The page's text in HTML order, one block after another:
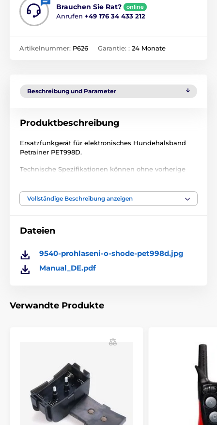
Brauchen Sie Rat? online
Anrufen +49 176 34 433 212
Artikelnummer: P626 Garantie: : 24 Monate
Beschreibung und Parameter
Produktbeschreibung
Ersatzfunkgerät für elektronisches Hundehalsband
Petrainer PET998D.
Technische Spezifikationen können ohne vorherige
Funkgerät Petrainer
Vollständige Beschreibung anzeigen
Dateien
9540-prohlaseni-o-shode-pet998d.jpg
Manual_DE.pdf
Verwandte Produkte